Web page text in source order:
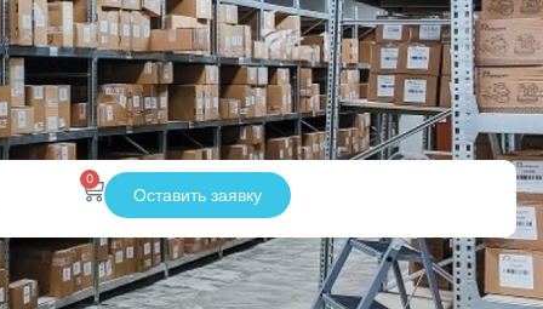
0
Оставить заявку